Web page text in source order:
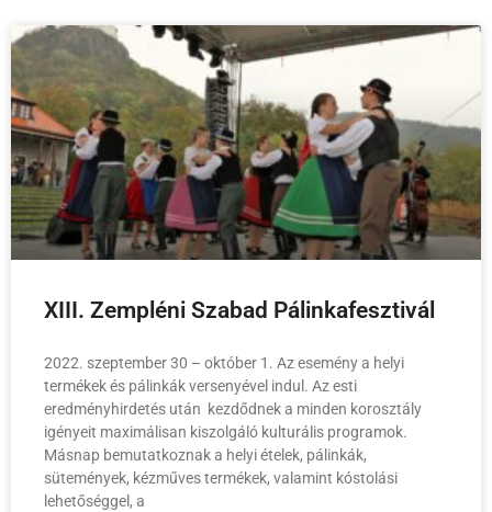
XIII. Zempléni Szabad Pálinkafesztivál
2022. szeptember 30 – október 1. Az esemény a helyi
termékek és pálinkák versenyével indul. Az esti
eredményhirdetés után kezdődnek a minden korosztály
igényeit maximálisan kiszolgáló kulturális programok.
Másnap bemutatkoznak a helyi ételek, pálinkák,
sütemények, kézműves termékek, valamint kóstolási
lehetőséggel, a